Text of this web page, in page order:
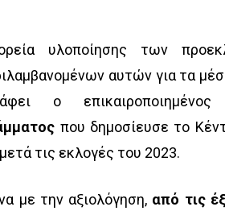
υλοποίησης των
αυτών για τα
ο επικαιροποιημένος
που δημοσίευσε το
τις εκλογές του 2023.
με την αξιολόγηση, από τις